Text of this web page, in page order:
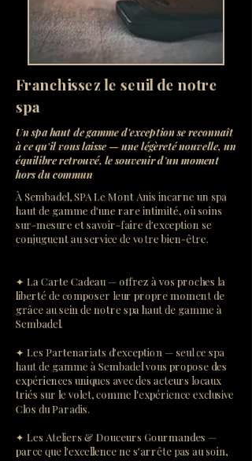
Franchissez le seuil de notre
spa
Un spa haut de gamme d'exception se reconnaît
à ce qu'il vous laisse — une légèreté nouvelle, un
équilibre retrouvé, le souvenir d'un moment
hors du commun
À Sembadel, SPA Le Mont Anis incarne un spa
haut de gamme d'une rare intimité, où soins
sur-mesure et savoir-faire d'exception se
conjuguent au service de votre bien-être.
✦ La Carte Cadeau — offrez à vos proches la
liberté de composer leur propre moment de
grâce au sein de notre spa haut de gamme à
Sembadel.
✦ Les Partenariats d'exception — seul ce spa
haut de gamme à Sembadel vous propose des
expériences uniques avec des acteurs locaux
triés sur le volet, comme l'expérience exclusive
Clos du Paradis.
✦ Les Ateliers & Douceurs Gourmandes —
parce que l'excellence ne s'arrête pas au soin,